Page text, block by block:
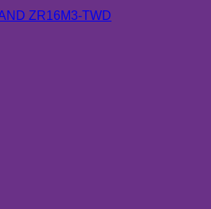
ZR16M3-TWD